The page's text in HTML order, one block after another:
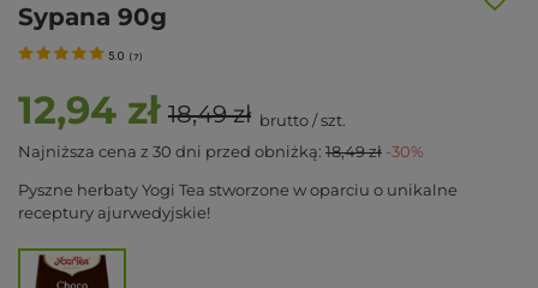
Sypana 90g
5.0 ( 7)
12,94 zł 18,49 zł brutto/szt.
Najniższa cena z 30 dni przed obniżką: 18,49 zł -30%
Pyszne herbaty Yogi Tea stworzone w oparciu o unikalne
receptury ajurwedyjskie!